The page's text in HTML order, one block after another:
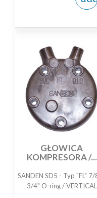
GŁOWICA
KOMPRESORA /...
SANDEN SD5 - Typ "FL" 7/
3/4" O-ring / VERTICAL